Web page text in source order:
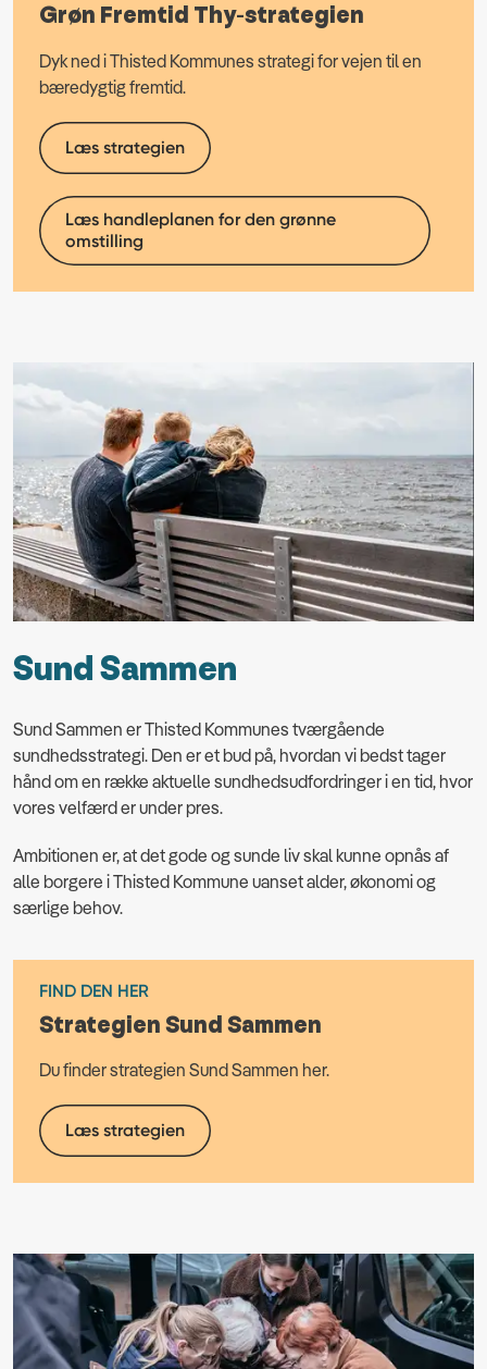
Grøn Fremtid Thy-strategien
Dyk ned i Thisted Kommunes strategi for vejen til en
bæredygtig fremtid.
Læs strategien
Læs handleplanen for den grønne
omstilling
Sund Sammen
Sund Sammen er Thisted Kommunes tværgående
sundhedsstrategi. Den er et bud på, hvordan vi bedst tager
hånd om en række aktuelle sundhedsudfordringer i en tid, hvor
vores velfærd er under pres.
Ambitionen er, at det gode og sunde liv skal kunne opnås af
alle borgere i Thisted Kommune uanset alder, økonomi og
særlige behov.
FIND DEN HER
Strategien Sund Sammen
Du finder strategien Sund Sammen her.
Læs strategien